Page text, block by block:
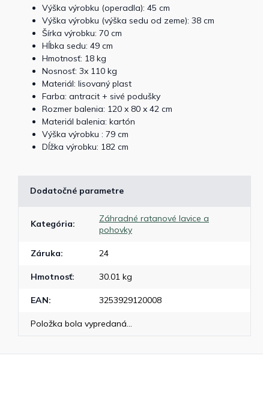
Výška výrobku (operadla): 45 cm
Výška výrobku (výška sedu od zeme): 38 cm
Šírka výrobku: 70 cm
Hĺbka sedu: 49 cm
Hmotnosť: 18 kg
Nosnosť: 3x 110 kg
Materiál: lisovaný plast
Farba: antracit + sivé podušky
Rozmer balenia: 120 x 80 x 42 cm
Materiál balenia: kartón
Výška výrobku : 79 cm
Dĺžka výrobku: 182 cm
Dodatočné parametre
Kategória:
Záhradné ratanové lavice a
pohovky
Záruka: 24
Hmotnosť: 30.01 kg
EAN: 3253929120008
Položka bola vypredaná…